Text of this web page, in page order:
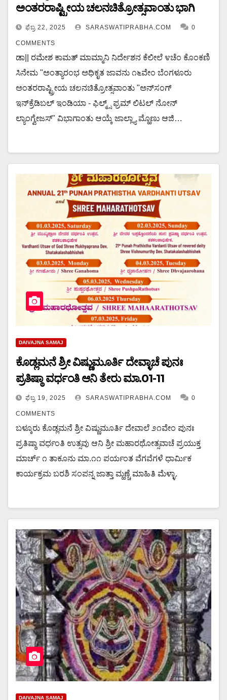
ಅಂತರರಾಷ್ಟ್ರೀಯ ಚಲನಚಿತ್ರೋತ್ಸವಾಂತು ಭಾಗಿ
ಫೆಬ್ರ 22, 2025 SARASWATIPRABHA.COM 0
COMMENTS
ಡಾ|| ರಮೇಶ ಕಾಮತ್ ಮಾಮ್ಮಾನಿ ನಿರ್ದೇಶನ ಕೆಲೀಲೆ ೪ಚೆಂ ಕೊಂಕಣಿ
ಸಿನೇಮ "ಅಂತ್ಯಾರಂಭ ಅಧಿಕೃತ ಜಾವನು ೧೬ವೇಂ ಬೆಂಗಳೂರು
ಅಂತರರಾಷ್ಟ್ರೀಯ ಚಲನಚಿತ್ರೋತ್ಸವಾಂತು "ಅನ್‌ಸಂಗ್
ಇನ್‌ಕ್ರೆಡಿಬಲ್ ಇಂಡಿಯಾ - ಫಿಲ್ಮ್ಸ್ ಫ್ರಮ್ ಲಿಟಲ್ ನೋನ್
ಲ್ಯಾಂಗ್ವೇಜಸ್" ವಿಭಾಗಾಂತು ಆಯ್ಕೆ ಜಾಲ್ಲ್ಯಾ ಮ್ಹೊಣು ಆಜಿ…
DAIVAJNA SAMAJ
ಕೊಡ್ಲಮನೆ ಶ್ರೀ ವಿಷ್ಣುಮೂರ್ತಿ ದೇವ್ಳಾಚೆ ಪುನಃ
ಪ್ರತಿಷ್ಠಾ ವರ್ಧಂತಿ ಆನಿ ತೇರು ಮಾ.01-11
ಫೆಬ್ರ 19, 2025 SARASWATIPRABHA.COM 0
COMMENTS
ಬಳ್ಕೂರು ಕೊಡ್ಲಮನೆ ಶ್ರೀ ವಿಷ್ಣುಮೂರ್ತಿ ದೇವಾಲೆ ೨೧ವೇಂ ಪುನಃ
ಪ್ರತಿಷ್ಠಾ ವರ್ಧಂತಿ ಉತ್ಸವು ಆನಿ ಶ್ರೀ ಮಹಾರಥೋತ್ಸವಾಚೆ ಪ್ರಯುಕ್ತ
ಮಾರ್ಚ್ ೧ ತಾಕೂನು ಮಾ.೧೧ ಪರ್ಯಂತ ವೆಗವೆಗಳೆ ಧಾರ್ಮಿಕ
ಕಾರ್ಯಕ್ರಮ ಬರಶಿ ಸಂಪನ್ನ ಜಾತ್ತಾ ಮ್ಹಣ್ಚೆ ಮಾಹಿತಿ ಮೆಳ್ಳಾ.
DAIVAJNA SAMAJ